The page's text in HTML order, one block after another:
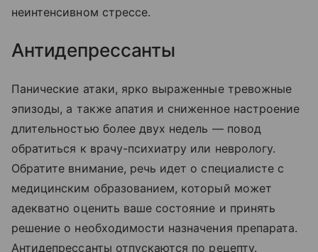
неинтенсивном стрессе.
Антидепрессанты
Панические атаки, ярко выраженные тревожные
эпизоды, а также апатия и сниженное настроение
длительностью более двух недель — повод
обратиться к врачу-психиатру или неврологу.
Обратите внимание, речь идет о специалисте с
медицинским образованием, который может
адекватно оценить ваше состояние и принять
решение о необходимости назначения препарата.
Антидепрессанты отпускаются по рецепту.